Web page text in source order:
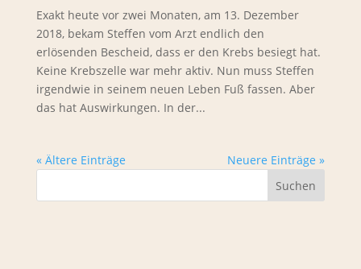
Exakt heute vor zwei Monaten, am 13. Dezember
2018, bekam Steffen vom Arzt endlich den
erlösenden Bescheid, dass er den Krebs besiegt hat.
Keine Krebszelle war mehr aktiv. Nun muss Steffen
irgendwie in seinem neuen Leben Fuß fassen. Aber
das hat Auswirkungen. In der...
« Ältere Einträge Neuere Einträge »